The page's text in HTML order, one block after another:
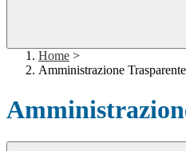
Home >
Amministrazione Trasparente